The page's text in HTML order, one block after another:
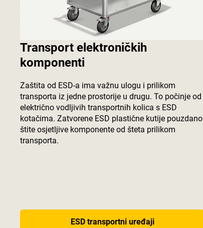
Transport elektroničkih
komponenti
Zaštita od ESD-a ima važnu ulogu i prilikom
transporta iz jedne prostorije u drugu. To počinje od
električno vodljivih transportnih kolica s ESD
kotačima. Zatvorene ESD plastične kutije pouzdano
štite osjetljive komponente od šteta prilikom
transporta.
ESD transportni uređaji